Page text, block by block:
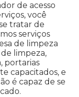
de acesso
você
tratar de
serviços
de limpeza
limpeza,
portarias
capacitados, e
é capaz de se